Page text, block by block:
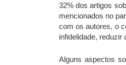
32% dos artigos
mencionados no
com os autores, o
infidelidade, reduzir
Alguns aspectos